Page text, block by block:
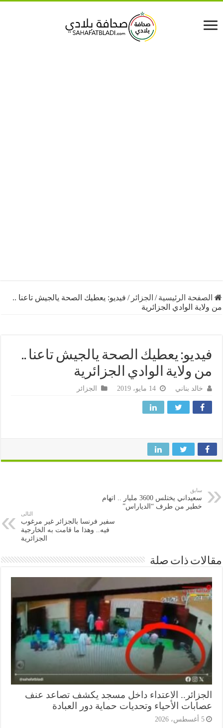
الرئيسية /الجزائر/فيديو: يعطيك الصحة يالجيش تاعنا ..
الوادي الجزائرية
يعطيك الصحة يالجيش تاعنا ..
ولاية الوادي الجزائرية
خالد بناني الجزائر
سعيداني يختلس 3600 مليار .. اتهام
خطير من طرف “الدياراس”
سفير فرنسا بالجزائر غير مرغوب
فيه.. وهذا ما قامت به الخارجية
الجزائرية
ذات صلة
الاعتداء داخل مسجد يكشف تصاعد عنف
الأحياء وتحديات حماية دور العبادة